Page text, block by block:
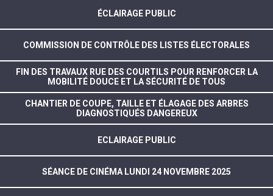
ÉCLAIRAGE PUBLIC
COMMISSION DE CONTRÔLE DES LISTES ÉLECTORALES
FIN DES TRAVAUX RUE DES COURTILS POUR RENFORCER LA
MOBILITÉ DOUCE ET LA SÉCURITÉ DE TOUS
CHANTIER DE COUPE, TAILLE ET ÉLAGAGE DES ARBRES
DIAGNOSTIQUÉS DANGEREUX
ECLAIRAGE PUBLIC
SÉANCE DE CINÉMA LUNDI 24 NOVEMBRE 2025